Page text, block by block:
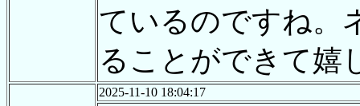
ているのですね。
ることができて嬉
2025-11-10 18:04:17